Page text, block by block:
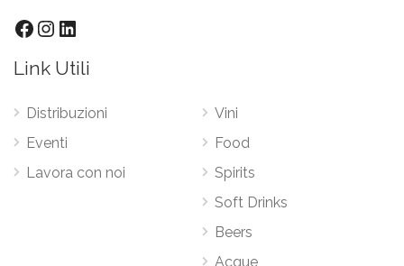
Facebook
Instagram
LinkedIn
Link Utili
Distribuzioni
Eventi
Lavora con noi
Vini
Food
Spirits
Soft Drinks
Beers
Acque